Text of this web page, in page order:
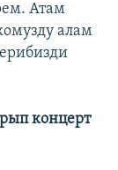
Атам
алам
концерт